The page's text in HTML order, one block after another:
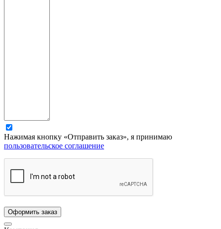
Нажимая кнопку «Отправить заказ», я принимаю
пользовательское соглашение